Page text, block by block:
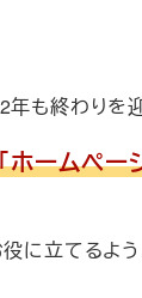
も終わりを
ホームペ
に立てるよう